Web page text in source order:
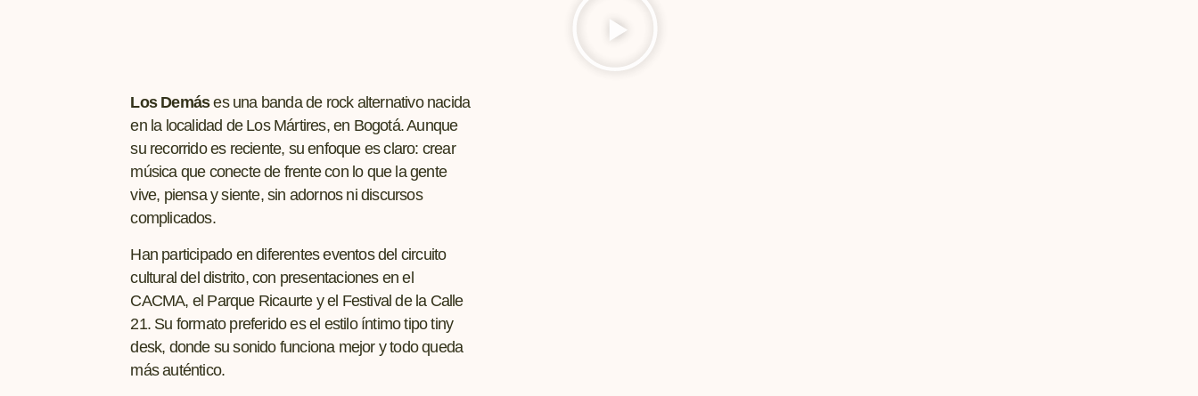
Los Demáses una banda de rock alternativo nacida
en la localidad de Los Mártires, en Bogotá. Aunque
su recorrido es reciente, su enfoque es claro: crear
música que conecte de frente con lo que la gente
vive, piensa y siente, sin adornos ni discursos
complicados.
Han participado en diferentes eventos del circuito
cultural del distrito, con presentaciones en el
CACMA, el Parque Ricaurte y el Festival de la Calle
21. Su formato preferido es el estilo íntimo tipo tiny
desk, donde su sonido funciona mejor y todo queda
más auténtico.